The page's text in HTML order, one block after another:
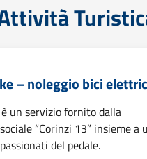
– noleggio bici
un servizio fornito dalla
“Corinzi 13” insieme a
del pedale.